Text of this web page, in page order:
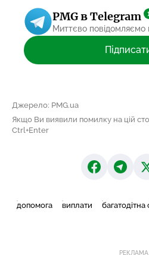
PMG в Telegram
Миттєво повідомляємо
Джерело: PMG.ua
Якщо Ви виявили помилку на цій
Ctrl+Enter
допомога виплати багатодітна
РЕКЛАМА